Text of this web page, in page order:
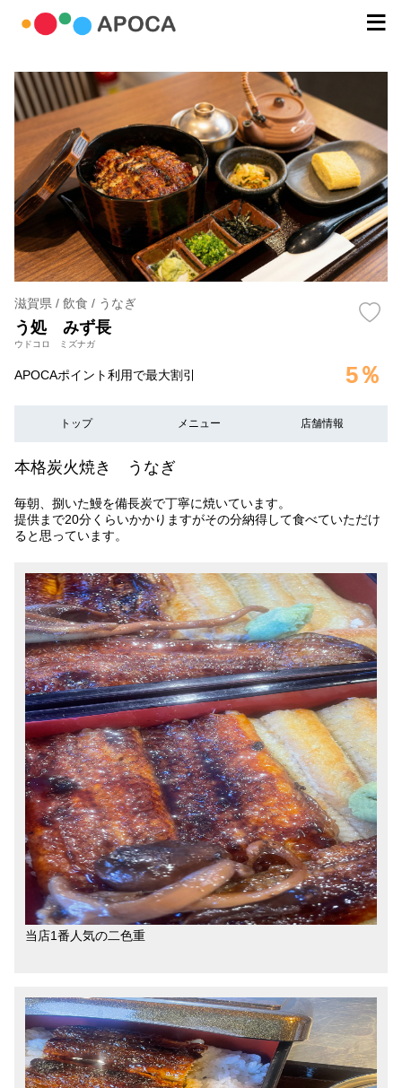
滋賀県 / 飲食 / うなぎ
う処 みず長
ウドコロ ミズナガ
APOCAポイント利用で最大割引 5％
トップ メニュー 店舗情報
本格炭火焼き うなぎ
毎朝、捌いた鰻を備長炭で丁寧に焼いています。
提供まで20分くらいかかりますがその分納得して食べていただけ
ると思っています。
当店1番人気の二色重